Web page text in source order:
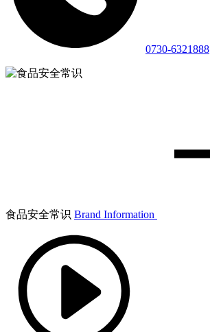
0730-6321888
食品安全常识 Brand Information